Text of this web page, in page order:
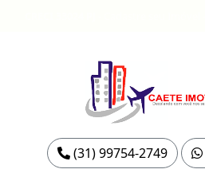
(31) 99754-2749